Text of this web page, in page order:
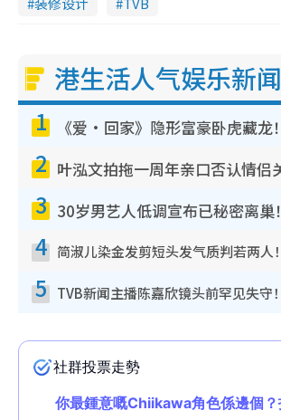
港生活人气娱乐新闻
1
2
3
4
5